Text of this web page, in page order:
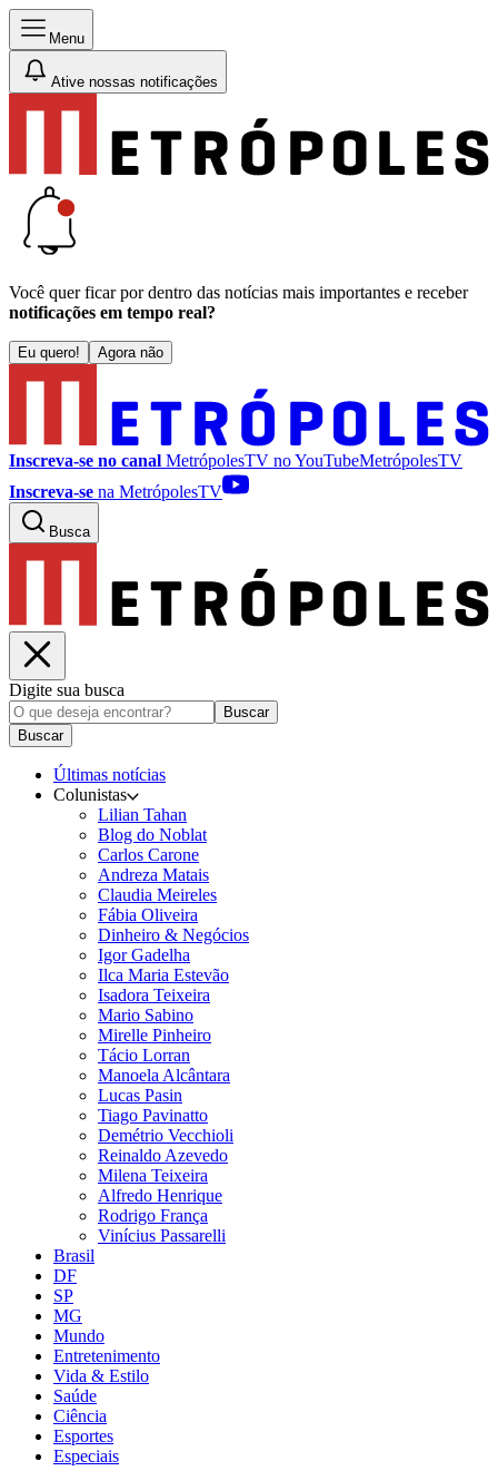
Menu
Ative nossas notificações
Você quer ficar por dentro das notícias mais importantes e receber
notificações em tempo real?
Eu quero! Agora não
Inscreva-se no canal MetrópolesTV noYouTubeMetrópolesTV
Inscreva-se na MetrópolesTV
Busca
Digite sua busca
Buscar
Buscar
Últimas notícias
Colunistas
Lilian Tahan
Blog do Noblat
Carlos Carone
Andreza Matais
Claudia Meireles
Fábia Oliveira
Dinheiro & Negócios
Igor Gadelha
Ilca Maria Estevão
Isadora Teixeira
Mario Sabino
Mirelle Pinheiro
Tácio Lorran
Manoela Alcântara
Lucas Pasin
Tiago Pavinatto
Demétrio Vecchioli
Reinaldo Azevedo
Milena Teixeira
Alfredo Henrique
Rodrigo França
Vinícius Passarelli
Brasil
DF
SP
MG
Mundo
Entretenimento
Vida & Estilo
Saúde
Ciência
Esportes
Especiais